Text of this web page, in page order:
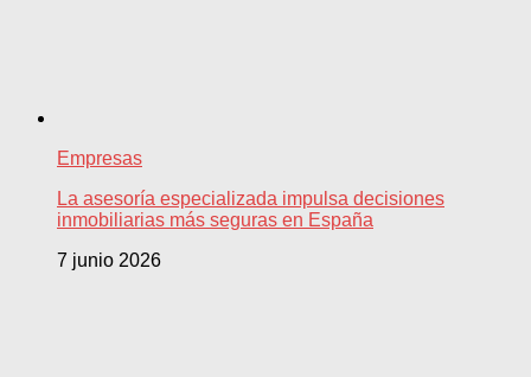
Empresas
La asesoría especializada impulsa decisiones
inmobiliarias más seguras en España
7 junio 2026